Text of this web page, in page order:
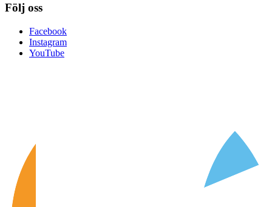
Följ oss
Facebook
Instagram
YouTube